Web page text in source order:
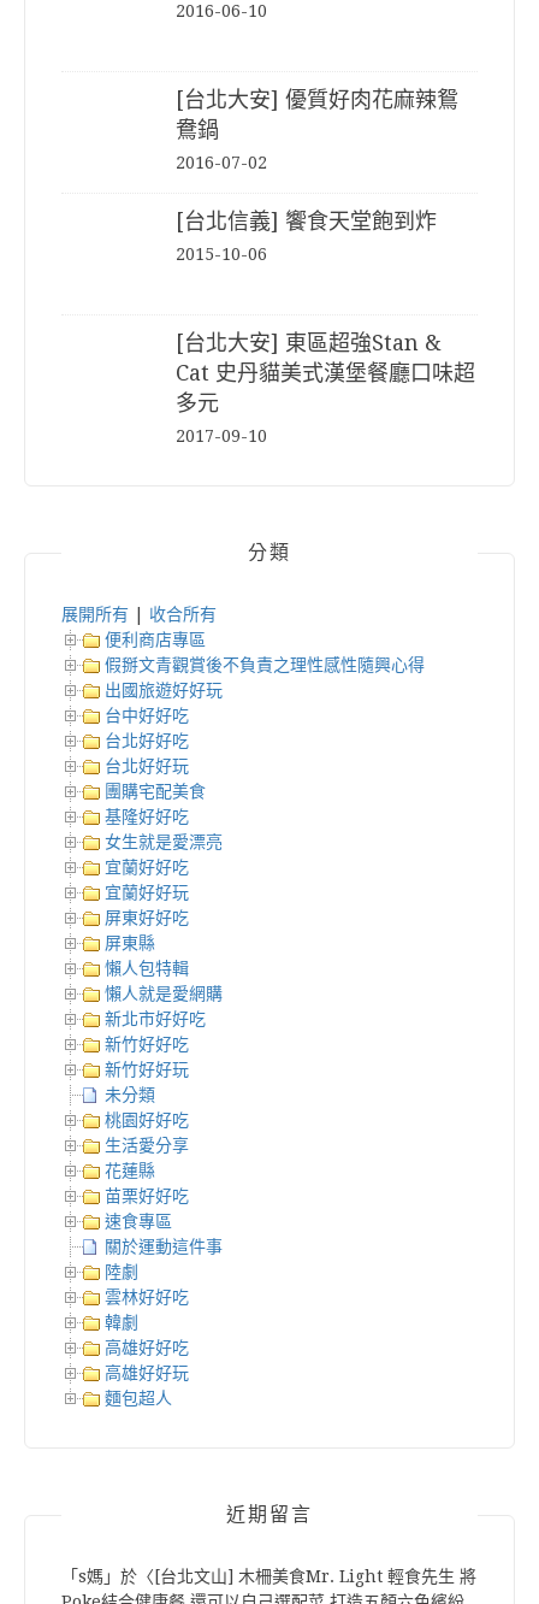
2016-06-10
[台北大安] 優質好肉花麻辣鴛
鴦鍋
2016-07-02
[台北信義] 饗食天堂飽到炸
2015-10-06
[台北大安] 東區超強Stan &
Cat 史丹貓美式漢堡餐廳口味超
多元
2017-09-10
分類
展開所有
收合所有
便利商店專區
假掰文青觀賞後不負責之理性感性隨興心得
出國旅遊好好玩
台中好好吃
台北好好吃
台北好好玩
團購宅配美食
基隆好好吃
女生就是愛漂亮
宜蘭好好吃
宜蘭好好玩
屏東好好吃
屏東縣
懶人包特輯
懶人就是愛網購
新北市好好吃
新竹好好吃
新竹好好玩
未分類
桃園好好吃
生活愛分享
花蓮縣
苗栗好好吃
速食專區
關於運動這件事
陸劇
雲林好好吃
韓劇
高雄好好吃
高雄好好玩
麵包超人
近期留言
「s媽 」於〈 [台北文山] 木柵美食Mr. Light 輕食先生 將